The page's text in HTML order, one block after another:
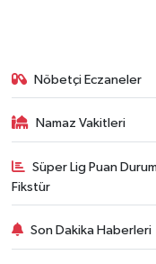
Nöbetçi Eczaneler
Namaz Vakitleri
Süper Lig Puan
Fikstür
Son Dakika Haberleri